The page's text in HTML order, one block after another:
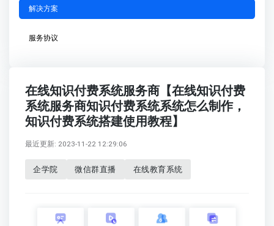
解决方案
服务协议
在线知识付费系统服务商【在线知识付费
系统服务商知识付费系统系统怎么制作，
知识付费系统搭建使用教程】
最近更新: 2023-11-22 12:29:06
企学院 微信群直播 在线教育系统